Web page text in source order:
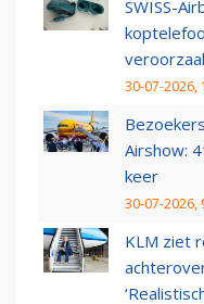
SWISS-
30-07-2026,
Airshow:
keer
30-07-2026,
KLM ziet